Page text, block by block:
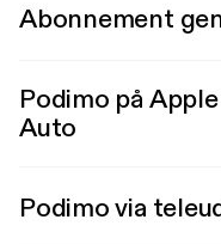
Abonnement
Podimo på
Auto
Podimo via